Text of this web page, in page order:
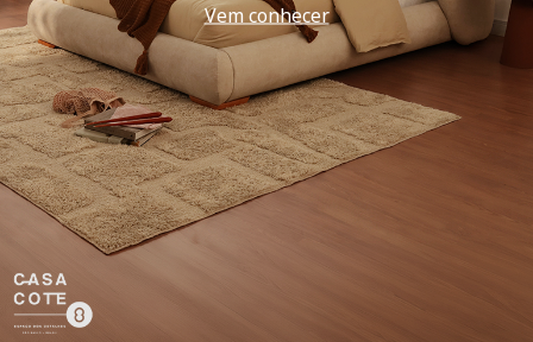
Vem conhecer